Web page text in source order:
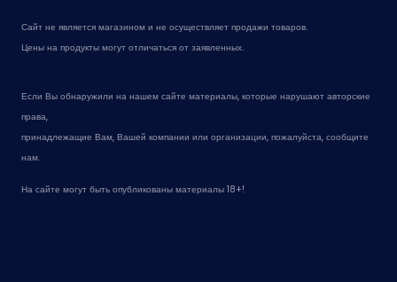
Сайт не является магазином и не осуществляет продажи товаров.
Цены на продукты могут отличаться от заявленных.
Если Вы обнаружили на нашем сайте материалы, которые нарушают авторские
права,
принадлежащие Вам, Вашей компании или организации, пожалуйста, сообщите
нам.
На сайте могут быть опубликованы материалы 18+!